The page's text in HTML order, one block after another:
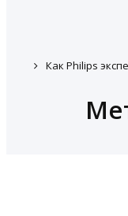
Как Philips